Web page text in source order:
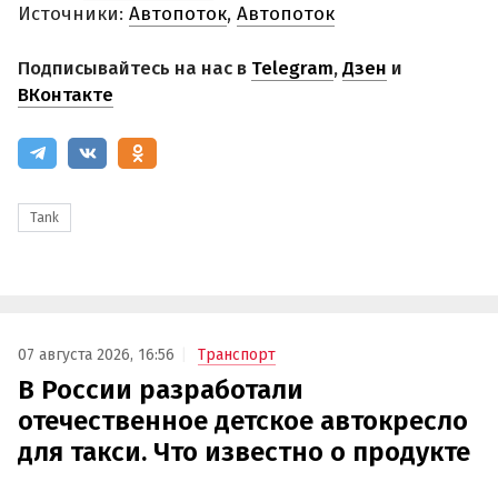
Источники: Автопоток, Автопоток
Подписывайтесь на нас в Telegram,Дзен и
ВКонтакте
Tank
07 августа 2026, 16:56 Транспорт
В России разработали
отечественное детское автокресло
для такси. Что известно о продукте